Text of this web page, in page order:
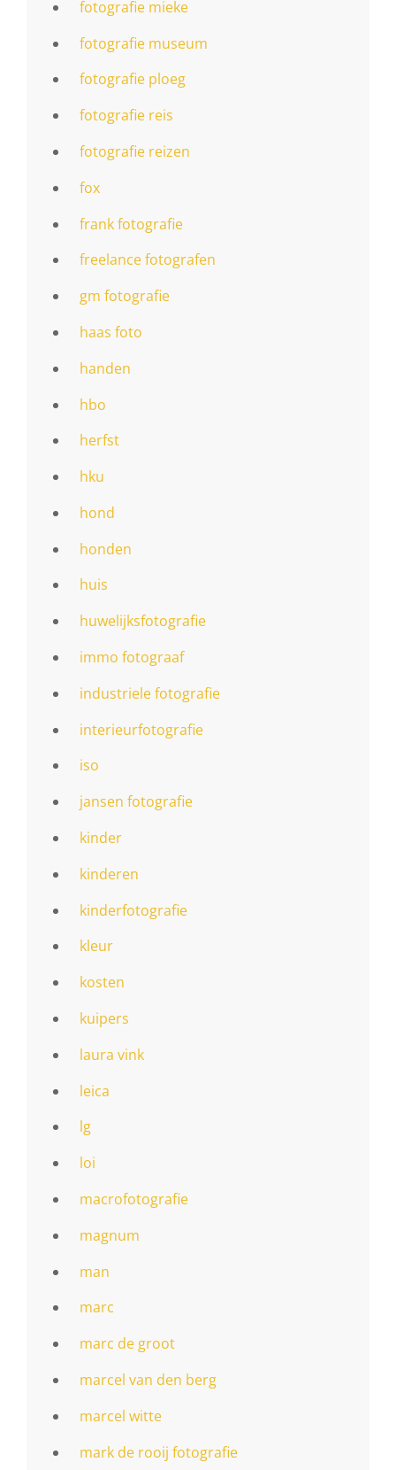
fotografie mieke
fotografie museum
fotografie ploeg
fotografie reis
fotografie reizen
fox
frank fotografie
freelance fotografen
gm fotografie
haas foto
handen
hbo
herfst
hku
hond
honden
huis
huwelijksfotografie
immo fotograaf
industriele fotografie
interieurfotografie
iso
jansen fotografie
kinder
kinderen
kinderfotografie
kleur
kosten
kuipers
laura vink
leica
lg
loi
macrofotografie
magnum
man
marc
marc de groot
marcel van den berg
marcel witte
mark de rooij fotografie